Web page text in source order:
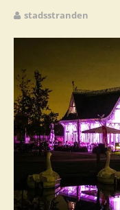
stadsstranden